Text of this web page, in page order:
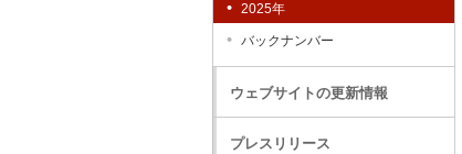
2025年
バックナンバー
ウェブサイトの更新情報
プレスリリース